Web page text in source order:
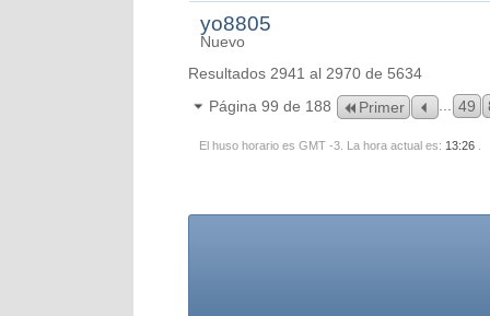
yo8805
Nuevo
Resultados 2941 al 2970 de 5634
Página 99 de 188
Primer 49
El huso horario es GMT -3. La hora actual es: 13:26